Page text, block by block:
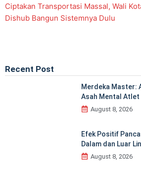
Ciptakan Transportasi Massal, Wali
Dishub Bangun Sistemnya Dulu
Recent Post
Merdeka Master:
Asah Mental Atlet
August 8, 2026
Efek Positif
Dalam dan Luar
August 8, 2026